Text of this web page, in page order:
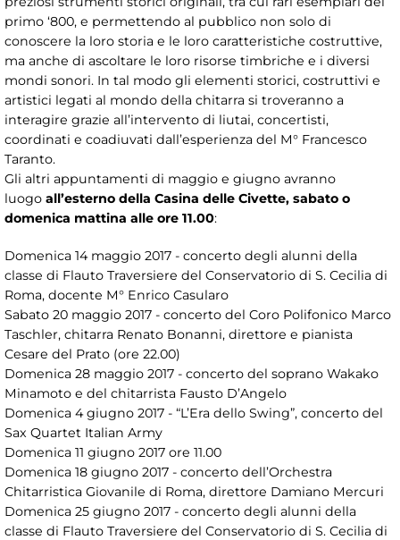
primo ‘800, e permettendo al pubblico non solo di
conoscere la loro storia e le loro caratteristiche costruttive,
ma anche di ascoltare le loro risorse timbriche e i diversi
mondi sonori. In tal modo gli elementi storici, costruttivi e
artistici legati al mondo della chitarra si troveranno a
interagire grazie all’intervento di liutai, concertisti,
coordinati e coadiuvati dall’esperienza del M° Francesco
Taranto.
Gli altri appuntamenti di maggio e giugno avranno
luogo all’esterno della Casina delle Civette, sabato o
domenica mattina alle ore 11.00:
Domenica 14 maggio 2017 - concerto degli alunni della
classe di Flauto Traversiere del Conservatorio di S. Cecilia di
Roma, docente M° Enrico Casularo
Sabato 20 maggio 2017 - concerto del Coro Polifonico Marco
Taschler, chitarra Renato Bonanni, direttore e pianista
Cesare del Prato (ore 22.00)
Domenica 28 maggio 2017 - concerto del soprano Wakako
Minamoto e del chitarrista Fausto D’Angelo
Domenica 4 giugno 2017 - “L’Era dello Swing”, concerto del
Sax Quartet Italian Army
Domenica 11 giugno 2017 ore 11.00
Domenica 18 giugno 2017 - concerto dell’Orchestra
Chitarristica Giovanile di Roma, direttore Damiano Mercuri
Domenica 25 giugno 2017 - concerto degli alunni della
classe di Flauto Traversiere del Conservatorio di S. Cecilia di